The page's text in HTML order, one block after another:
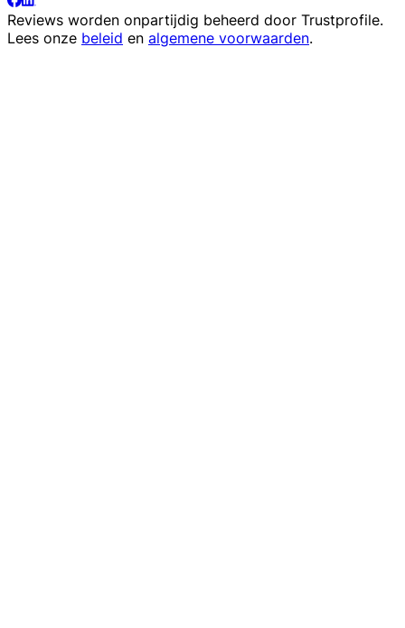
Reviews worden onpartijdig beheerd door Trustprofile.
Lees onze beleid en algemene voorwaarden.